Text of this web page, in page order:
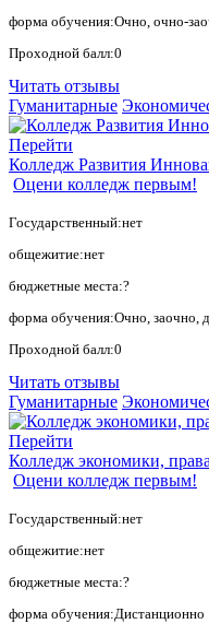
форма обучения:Очно, очно-
Проходной балл:0
Читать отзывы
Гуманитарные
Перейти
Колледж Развития
Оцени колледж первым!
Государственный:нет
общежитие:нет
бюджетные места:?
форма обучения:Очно, заочно,
Проходной балл:0
Читать отзывы
Гуманитарные
Перейти
Колледж экономики,
Оцени колледж первым!
Государственный:нет
общежитие:нет
бюджетные места:?
форма обучения:Дистанционно